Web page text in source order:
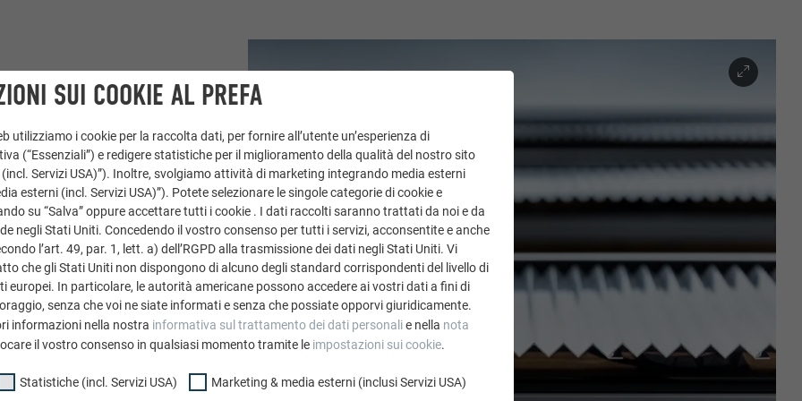
si è specializzato in
affidata la
collaborazione con
e dell’ottimo
più spesso
della messa in
tramite graffette
voluta massima
all’esperto
zeta in alluminio
la squadra di operai,
semplificato le
SUI COOKIE AL PREFA
utilizziamo i cookie per la raccolta dati, per fornire all’utente un’esperienza di
(“Essenziali”) e redigere statistiche per il miglioramento della qualità del nostro sito
Servizi USA)”). Inoltre, svolgiamo attività di marketing integrando media esterni
esterni (incl. Servizi USA)”). Potete selezionare le singole categorie di cookie e
su “Salva” oppure accettare tutti i cookie . I dati raccolti saranno trattati da noi e da
negli Stati Uniti. Concedendo il vostro consenso per tutti i servizi, acconsentite e anche
l’art. 49, par. 1, lett. a) dell’RGPD alla trasmissione dei dati negli Stati Uniti. Vi
che gli Stati Uniti non dispongono di alcuno degli standard corrispondenti del livello di
europei. In particolare, le autorità americane possono accedere ai vostri dati a fini di
senza che voi ne siate informati e senza che possiate opporvi giuridicamente.
informazioni nella nostra informativa sul trattamento dei dati personalie nella nota
il vostro consenso in qualsiasi momento tramite le impostazioni sui cookie.
Statistiche (incl. Servizi USA) Marketing & media esterni (inclusi Servizi USA)